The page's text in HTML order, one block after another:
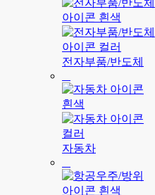
전자부품/반도체
자동차